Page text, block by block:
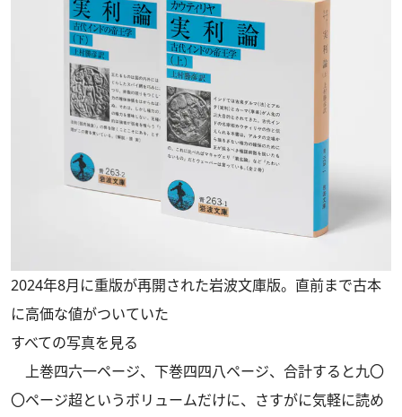
2024年8月に重版が再開された岩波文庫版。直前まで古本
に高価な値がついていた
すべての写真を見る
上巻四六一ページ、下巻四四八ページ、合計すると九〇
〇ページ超というボリュームだけに、さすがに気軽に読め